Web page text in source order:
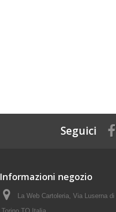
Seguici
Informazioni negozio
La Web Cartoleria, Via Luserna